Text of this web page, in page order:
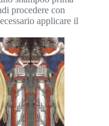
procedere con
applicare il